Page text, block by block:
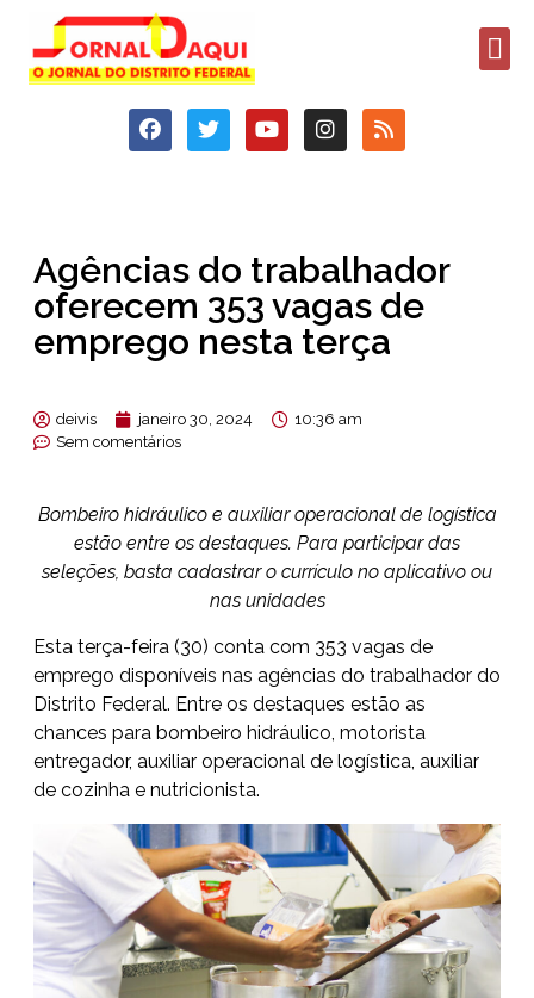
Agências do trabalhador
oferecem 353 vagas de
emprego nesta terça
deivis janeiro 30, 2024
10:36 am
Sem comentários
Bombeiro hidráulico e auxiliar operacional de logística
estão entre os destaques. Para participar das
seleções, basta cadastrar o currículo no aplicativo ou
nas unidades
Esta terça-feira (30) conta com 353 vagas de
emprego disponíveis nas agências do trabalhador do
Distrito Federal. Entre os destaques estão as
chances para bombeiro hidráulico, motorista
entregador, auxiliar operacional de logística, auxiliar
de cozinha e nutricionista.